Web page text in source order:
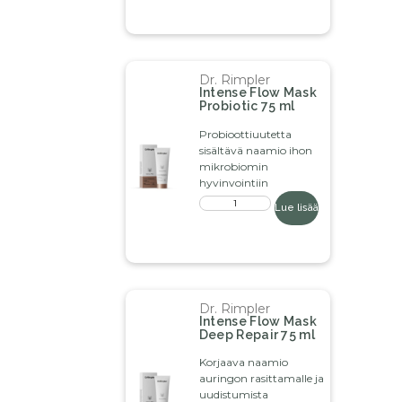
Dr. Rimpler
Intense Flow Mask
Probiotic 75 ml
Probioottiuutetta
sisältävä naamio ihon
mikrobiomin
hyvinvointiin
Lue lisää
Dr. Rimpler
Intense Flow Mask
Deep Repair 75 ml
Korjaava naamio
auringon rasittamalle ja
uudistumista